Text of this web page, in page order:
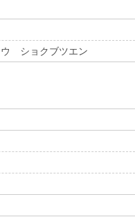
ショクブツエン